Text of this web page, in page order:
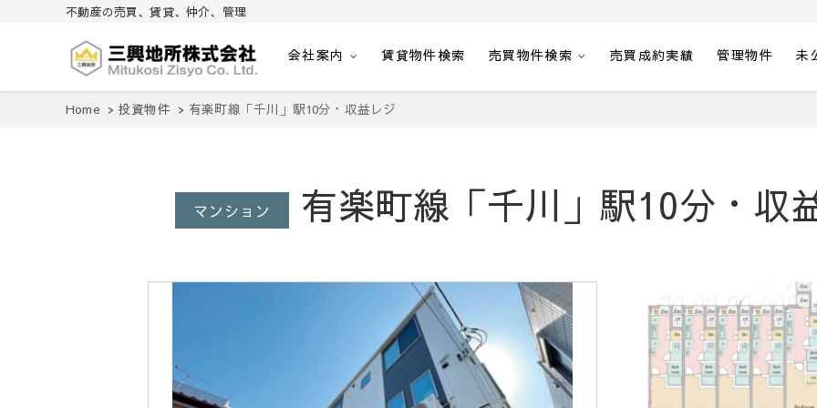
不動産の売買、賃貸、仲介、管理
三興地所株式会社
不動産の売買、賃貸、仲介、管理
会社案内 賃貸物件検索 売買物件検索 売買成約実績 管理物件 未
Home 投資物件 有楽町線「千川」駅10分・収益レジ
マンション 有楽町線「千川」駅10分・収